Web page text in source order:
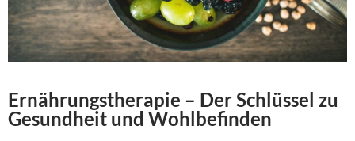
Ernährungstherapie – Der Schlüssel zu
Gesundheit und Wohlbefinden